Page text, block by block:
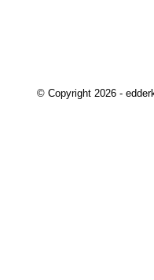
© Copyright 2026 -